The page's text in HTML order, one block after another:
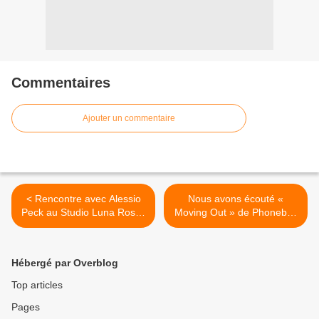
Commentaires
Ajouter un commentaire
< Rencontre avec Alessio
Peck au Studio Luna Rossa
à l’occasion de la parution
Nous avons écouté «
Moving Out » de Phoneboy
! >
Hébergé par Overblog
Top articles
Pages